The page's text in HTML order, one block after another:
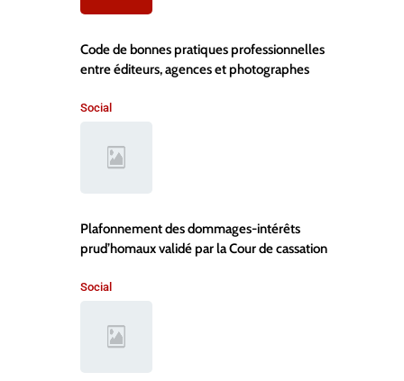
Code de bonnes pratiques professionnelles
entre éditeurs, agences et photographes
Plafonnement des dommages-intérêts
prud’homaux validé par la Cour de cassation
Social
Social